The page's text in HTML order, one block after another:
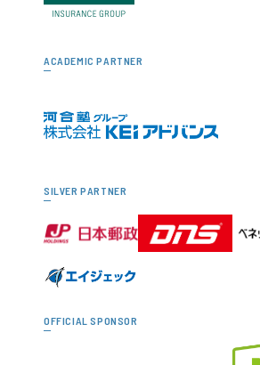
ACADEMIC PARTNER
SILVER PARTNER
OFFICIAL SPONSOR